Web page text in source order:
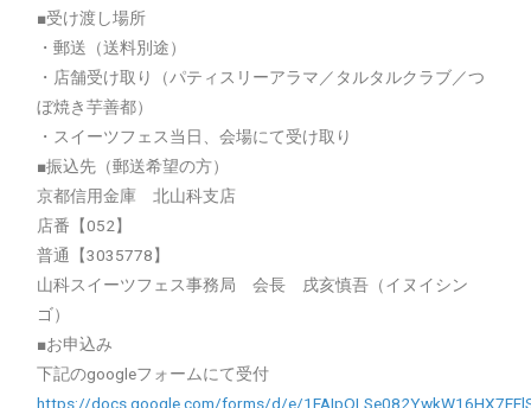
■受け渡し場所
・郵送（送料別途）
・店舗受け取り（パティスリーアラマ／タルタルクラブ／つ
ぼ焼き芋善都）
・スイーツフェス当日、会場にて受け取り
■振込先（郵送希望の方）
京都信用金庫 北山科支店
店番【052】
普通【3035778】
山科スイーツフェス事務局 会長 戌亥慎吾（イヌイシン
ゴ）
■お申込み
下記のgoogleフォームにて受付
https://docs.google.com/forms/d/e/